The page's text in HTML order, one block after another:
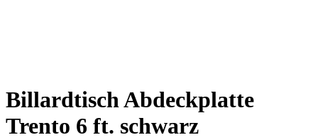
Billardtisch Abdeckplatte
Trento 6 ft. schwarz